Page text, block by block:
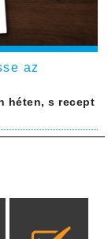
az
héten, s recept